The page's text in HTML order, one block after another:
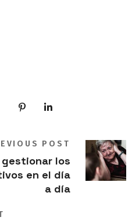
POST
gestionar los
en el día
a día